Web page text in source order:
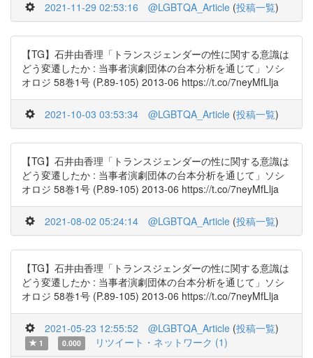
2021-11-29 02:53:16 @LGBTQA_Article (投稿一覧)
【TG】石井由香理「トランスジェンダーの性に関する意識は
どう変遷したか : 当事者演劇団体の台本分析を通じて」ソシ
オロジ 58巻1号 (P.89-105) 2013-06 https://t.co/7neyMfLlja
2021-10-03 03:53:34 @LGBTQA_Article (投稿一覧)
【TG】石井由香理「トランスジェンダーの性に関する意識は
どう変遷したか : 当事者演劇団体の台本分析を通じて」ソシ
オロジ 58巻1号 (P.89-105) 2013-06 https://t.co/7neyMfLlja
2021-08-02 05:24:14 @LGBTQA_Article (投稿一覧)
【TG】石井由香理「トランスジェンダーの性に関する意識は
どう変遷したか : 当事者演劇団体の台本分析を通じて」ソシ
オロジ 58巻1号 (P.89-105) 2013-06 https://t.co/7neyMfLlja
2021-05-23 12:55:52 @LGBTQA_Article (投稿一覧)
1 0.000 リツイート・ネットワーク (1)